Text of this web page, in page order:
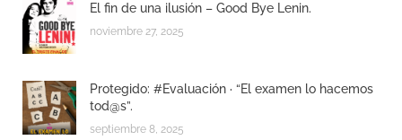
El fin de una ilusión – Good Bye Lenin.
noviembre 27, 2025
Protegido: #Evaluación · “El examen lo hacemos
tod@s”.
septiembre 8, 2025